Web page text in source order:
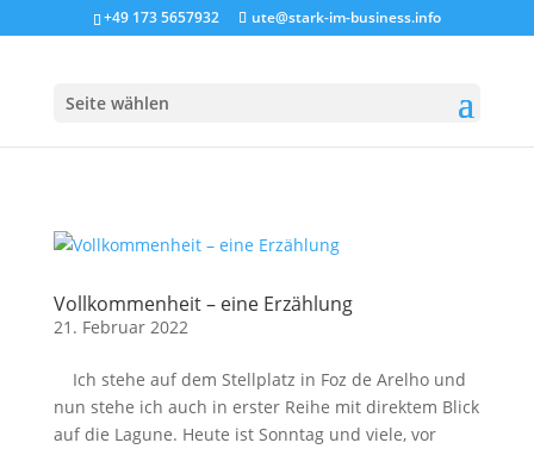
+49 173 5657932 ute@stark-im-business.info
Seite wählen
Vollkommenheit – eine Erzählung
21. Februar 2022
Ich stehe auf dem Stellplatz in Foz de Arelho und
nun stehe ich auch in erster Reihe mit direktem Blick
auf die Lagune. Heute ist Sonntag und viele, vor